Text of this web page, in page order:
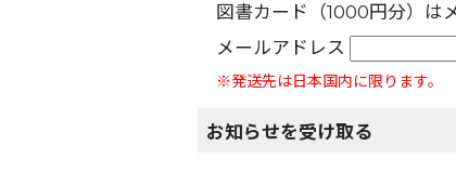
図書カード（1000円分）は
メールアドレス
※発送先は日本国内に限ります。
お知らせを受け取る